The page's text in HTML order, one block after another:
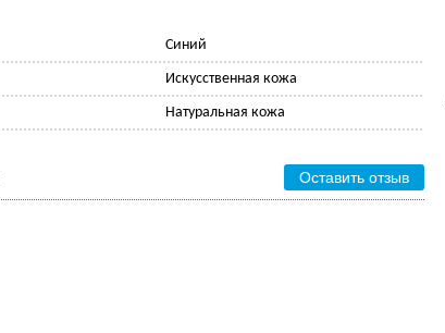
Синий
Искусственная кожа
Натуральная кожа
Оставить отзыв